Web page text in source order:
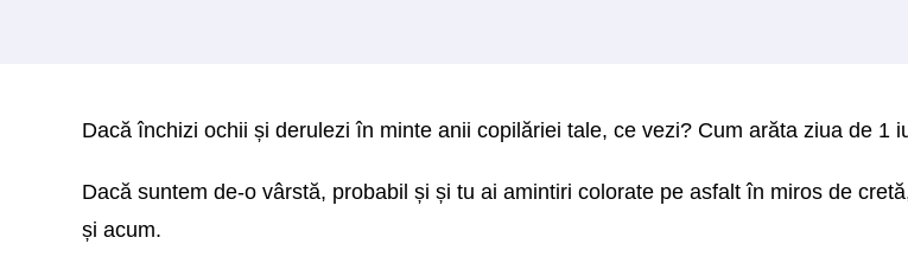
Dacă închizi ochii și derulezi în minte anii copilăriei tale, ce vezi? Cum arăta ziua de 1
Dacă suntem de-o vârstă, probabil și și tu ai amintiri colorate pe asfalt în miros de
și acum.